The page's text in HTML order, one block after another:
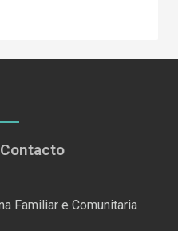
Familiar e Comunitaria